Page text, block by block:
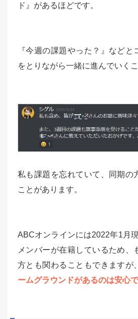
ド』があるほどです。
『今週の課題やった？』などと
をとりながら一緒に進んでいく
私も課題を忘れていて、同期の
ことがあります。
ABCオンラインには2022年1月
メンバーが在籍しているため、
方とも関わることもできますが、
ームグラウンドがあるのは安心で